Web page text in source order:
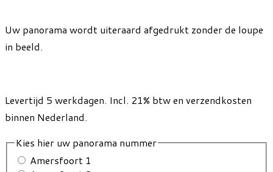
Uw panorama wordt uiteraard afgedrukt zonder de loupe
in beeld.
Levertijd 5 werkdagen. Incl. 21% btw en verzendkosten
binnen Nederland.
Kies hier uw panorama nummer
Amersfoort 1